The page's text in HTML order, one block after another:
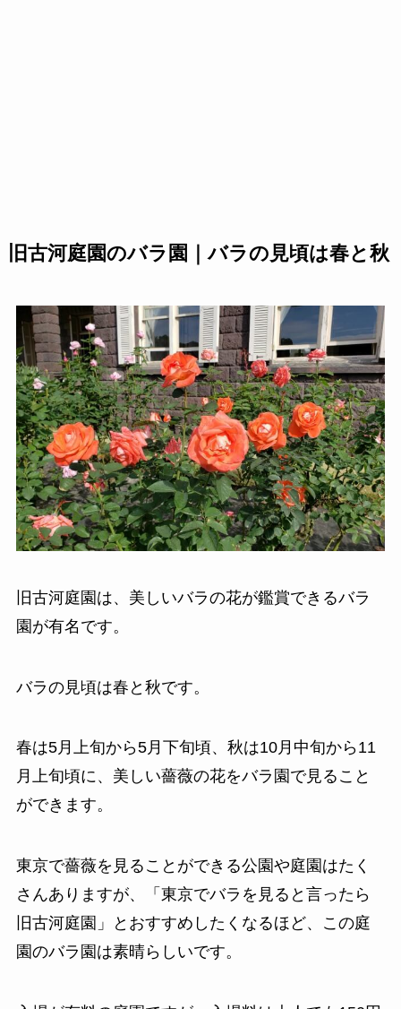
旧古河庭園のバラ園｜バラの見頃は春と秋
旧古河庭園は、美しいバラの花が鑑賞できるバラ
園が有名です。
バラの見頃は春と秋です。
春は5月上旬から5月下旬頃、秋は10月中旬から11
月上旬頃に、美しい薔薇の花をバラ園で見ること
ができます。
東京で薔薇を見ることができる公園や庭園はたく
さんありますが、「東京でバラを見ると言ったら
旧古河庭園」とおすすめしたくなるほど、この庭
園のバラ園は素晴らしいです。